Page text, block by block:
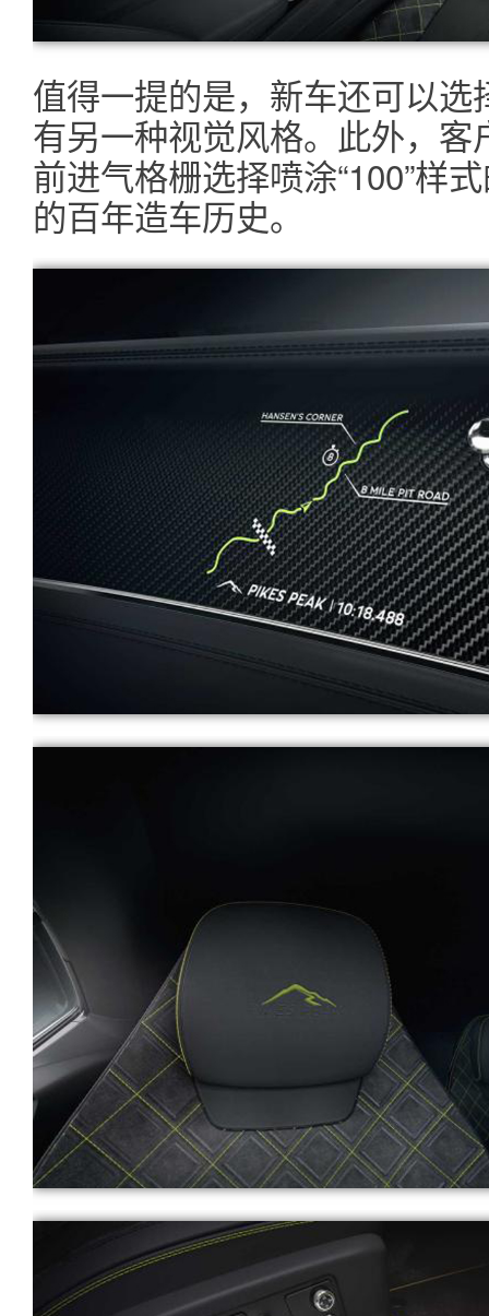
值得一提的是，新车还可以
有另一种视觉风格。此外，
前进气格栅选择喷涂“100”样
的百年造车历史。